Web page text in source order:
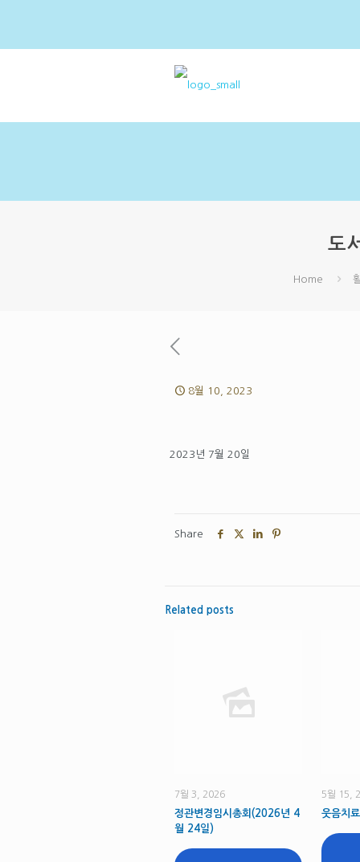
도
Home
8월 10, 2023
2023년 7월 20일
Share
Related posts
7월 3, 2026
정관변경임시총회(2026년 4
월 24일)
5월 15,
웃음치